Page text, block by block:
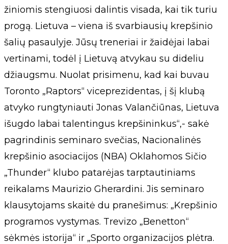
žiniomis stengiuosi dalintis visada, kai tik turiu
progą. Lietuva – viena iš svarbiausių krepšinio
šalių pasaulyje. Jūsų treneriai ir žaidėjai labai
vertinami, todėl į Lietuvą atvykau su dideliu
džiaugsmu. Nuolat prisimenu, kad kai buvau
Toronto „Raptors“ viceprezidentas, į šį klubą
atvyko rungtyniauti Jonas Valančiūnas, Lietuva
išugdo labai talentingus krepšininkus“,- sakė
pagrindinis seminaro svečias, Nacionalinės
krepšinio asociacijos (NBA) Oklahomos Sičio
„Thunder“ klubo patarėjas tarptautiniams
reikalams Maurizio Gherardini. Jis seminaro
klausytojams skaitė du pranešimus: „Krepšinio
programos vystymas. Trevizo „Benetton“
sėkmės istorija“ ir „Sporto organizacijos plėtra.